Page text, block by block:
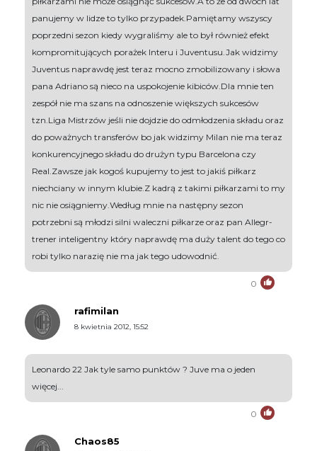
panujemy w lidze to tylko przypadek.Pamiętamy wszyscy
poprzedni sezon kiedy wygraliśmy ale to był również efekt
kompromitujących porażek Interu i Juventusu.Jak widzimy
Juventus naprawdę jest teraz mocno zmobilizowany i słowa
pana Adriano są nieco na uspokojenie kibiców.Dla mnie ten
zespół nie ma szans na odnoszenie większych sukcesów
tzn.Liga Mistrzów jeśli nie dojdzie do odmłodzenia składu oraz
do poważnych transferów bo jak widzimy Milan nie ma teraz
konkurencyjnego składu do drużyn typu Barcelona czy
Real.Zawsze jak kogoś kupujemy to jest to jakiś piłkarz
niechciany w innym klubie.Z kadrą z takimi piłkarzami to my
nic nie osiągniemy.Według mnie na następny sezon
potrzebni są młodzi silni waleczni piłkarze oraz pan Allegr-
trener inteligentny który naprawdę ma duży talent do tego co
robi tylko narazię nie ma jak tego udowodnić.
0
rafimilan
8 kwietnia 2012, 15:52
Leonardo 22 Jak tyle samo punktów ? Juve ma o jeden
więcej...
0
Chaos85